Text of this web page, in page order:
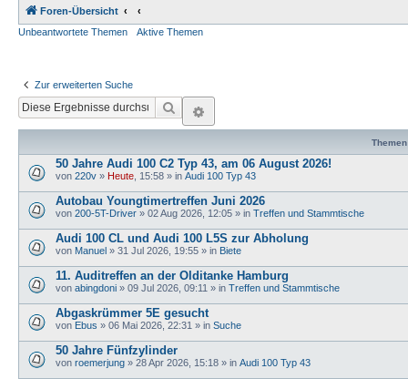
Foren-Übersicht
Unbeantwortete Themen
Aktive Themen
Zur erweiterten Suche
Suche
Themen
50 Jahre Audi 100 C2 Typ 43, am 06 August 2026!
von 220v » Heute , 15:58 » in Audi 100 Typ 43
Autobau Youngtimertreffen Juni 2026
von 200-5T-Driver » 02 Aug 2026, 12:05 » in Treffen und Stammtische
Audi 100 CL und Audi 100 L5S zur Abholung
von Manuel » 31 Jul 2026, 19:55 » in Biete
11. Auditreffen an der Olditanke Hamburg
von abingdoni » 09 Jul 2026, 09:11 » in Treffen und Stammtische
Abgaskrümmer 5E gesucht
von Ebus » 06 Mai 2026, 22:31 » in Suche
50 Jahre Fünfzylinder
von roemerjung » 28 Apr 2026, 15:18 » in Audi 100 Typ 43